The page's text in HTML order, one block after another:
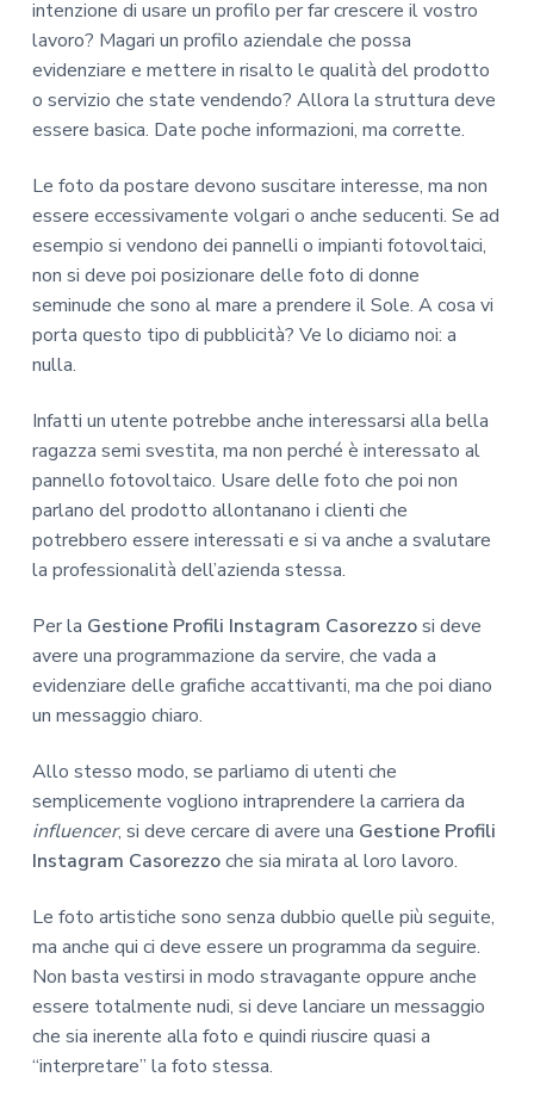
intenzione di usare un profilo per far crescere il vostro
lavoro? Magari un profilo aziendale che possa
evidenziare e mettere in risalto le qualità del prodotto
o servizio che state vendendo? Allora la struttura deve
essere basica. Date poche informazioni, ma corrette.
Le foto da postare devono suscitare interesse, ma non
essere eccessivamente volgari o anche seducenti. Se ad
esempio si vendono dei pannelli o impianti fotovoltaici,
non si deve poi posizionare delle foto di donne
seminude che sono al mare a prendere il Sole. A cosa vi
porta questo tipo di pubblicità? Ve lo diciamo noi: a
nulla.
Infatti un utente potrebbe anche interessarsi alla bella
ragazza semi svestita, ma non perché è interessato al
pannello fotovoltaico. Usare delle foto che poi non
parlano del prodotto allontanano i clienti che
potrebbero essere interessati e si va anche a svalutare
la professionalità dell’azienda stessa.
Per la Gestione Profili Instagram Casorezzosi deve
avere una programmazione da servire, che vada a
evidenziare delle grafiche accattivanti, ma che poi diano
un messaggio chiaro.
Allo stesso modo, se parliamo di utenti che
semplicemente vogliono intraprendere la carriera da
influencer, si deve cercare di avere una Gestione Profili
Instagram Casorezzoche sia mirata al loro lavoro.
Le foto artistiche sono senza dubbio quelle più seguite,
ma anche qui ci deve essere un programma da seguire.
Non basta vestirsi in modo stravagante oppure anche
essere totalmente nudi, si deve lanciare un messaggio
che sia inerente alla foto e quindi riuscire quasi a
“interpretare” la foto stessa.